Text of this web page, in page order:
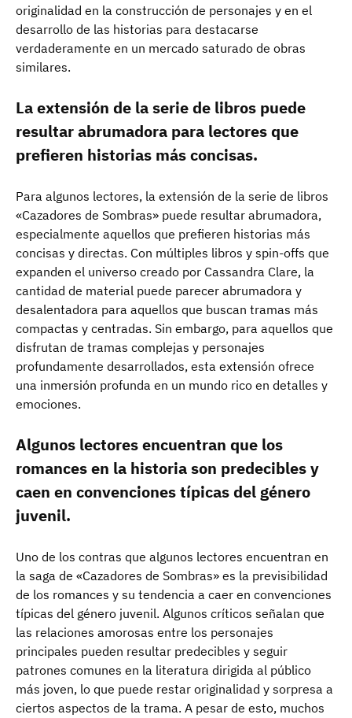
originalidad en la construcción de personajes y en el
desarrollo de las historias para destacarse
verdaderamente en un mercado saturado de obras
similares.
La extensión de la serie de libros puede
resultar abrumadora para lectores que
prefieren historias más concisas.
Para algunos lectores, la extensión de la serie de libros
«Cazadores de Sombras» puede resultar abrumadora,
especialmente aquellos que prefieren historias más
concisas y directas. Con múltiples libros y spin-offs que
expanden el universo creado por Cassandra Clare, la
cantidad de material puede parecer abrumadora y
desalentadora para aquellos que buscan tramas más
compactas y centradas. Sin embargo, para aquellos que
disfrutan de tramas complejas y personajes
profundamente desarrollados, esta extensión ofrece
una inmersión profunda en un mundo rico en detalles y
emociones.
Algunos lectores encuentran que los
romances en la historia son predecibles y
caen en convenciones típicas del género
juvenil.
Uno de los contras que algunos lectores encuentran en
la saga de «Cazadores de Sombras» es la previsibilidad
de los romances y su tendencia a caer en convenciones
típicas del género juvenil. Algunos críticos señalan que
las relaciones amorosas entre los personajes
principales pueden resultar predecibles y seguir
patrones comunes en la literatura dirigida al público
más joven, lo que puede restar originalidad y sorpresa a
ciertos aspectos de la trama. A pesar de esto, muchos